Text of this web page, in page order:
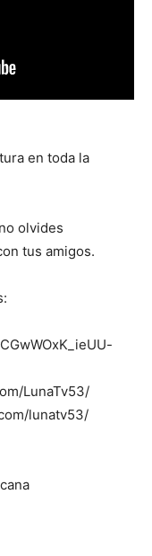
en toda la
olvides
tus amigos.
LunaTv53/
lunatv53/